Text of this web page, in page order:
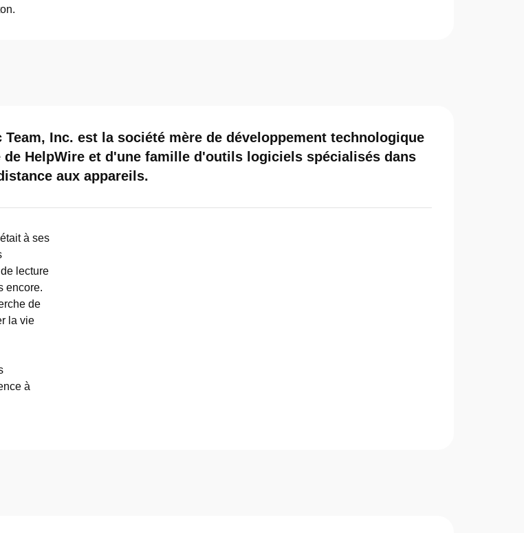
Team, Inc. est la société mère de développement technologique
HelpWire et d'une famille d'outils logiciels spécialisés dans
aux appareils.
à ses
lecture
encore.
de
la vie
à